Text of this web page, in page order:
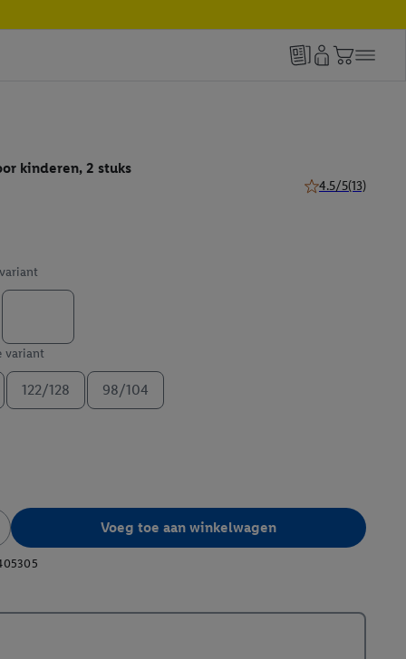
kinderen, 2 stuks
4.5/5(13)
variant
122/128 98/104
Voeg toe aan winkelwagen